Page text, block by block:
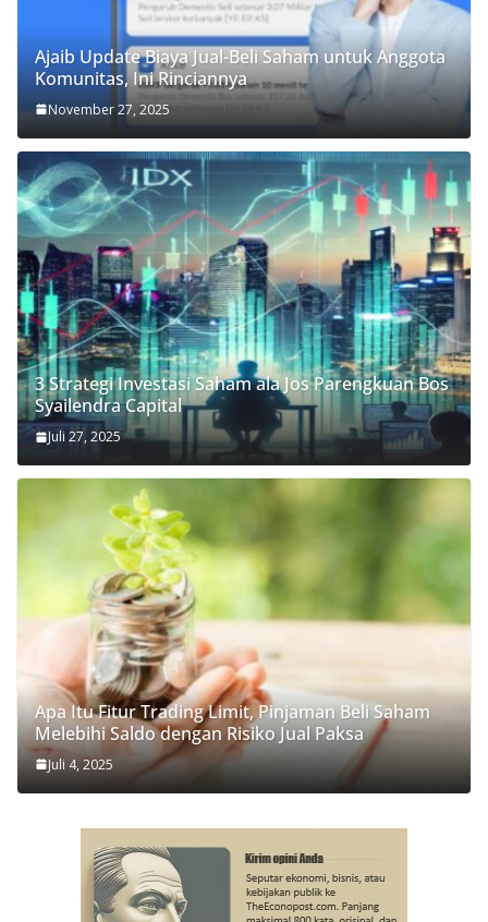
Ajaib Update Biaya Jual-Beli Saham untuk Anggota
Komunitas, Ini Rinciannya
November 27, 2025
3 Strategi Investasi Saham ala Jos Parengkuan Bos
Syailendra Capital
Juli 27, 2025
Apa Itu Fitur Trading Limit, Pinjaman Beli Saham
Melebihi Saldo dengan Risiko Jual Paksa
Juli 4, 2025